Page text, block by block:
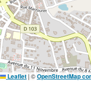
Leaflet | ©OpenStreetMap